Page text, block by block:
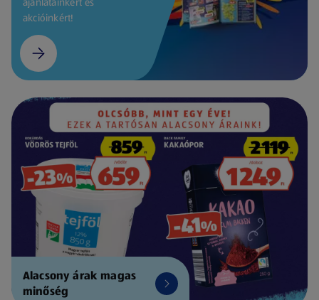
akcióinkért!
Alacsony árak magas
minőség